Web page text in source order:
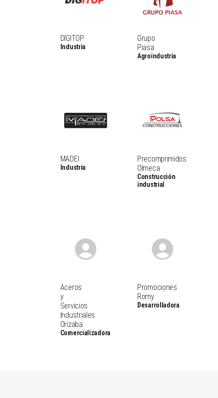
DIGITOP
Industria
Grupo
Piasa
Agroindustria
MADEI
Industria
Precomprimidos
Olmeca
Construcción
industrial
Aceros
y
Servicios
Industriales
Orizaba
Comercializadora
Promociones
Romy
Desarrolladora